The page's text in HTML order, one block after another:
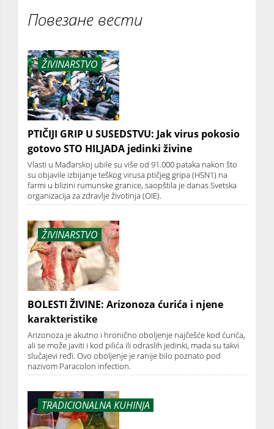
Повезане вести
ŽIVINARSTVO
PTIČIJI GRIP U SUSEDSTVU: Jak virus pokosio
gotovo STO HILJADA jedinki živine
Vlasti u Mađarskoj ubile su više od 91.000 pataka nakon što
su objavile izbijanje teškog virusa ptičjeg gripa (H5N1) na
farmi u blizini rumunske granice, saopštila je danas Svetska
organizacija za zdravlje životinja (OIE).
ŽIVINARSTVO
BOLESTI ŽIVINE: Arizonoza ćurića i njene
karakteristike
Arizonoza je akutno i hronično oboljenje najčešće kod ćurića,
ali se može javiti i kod pilića ili odraslih jedinki, mada su takvi
slučajevi ređi. Ovo oboljenje je ranije bilo poznato pod
nazivom Paracolon infection.
TRADICIONALNA KUHINJA